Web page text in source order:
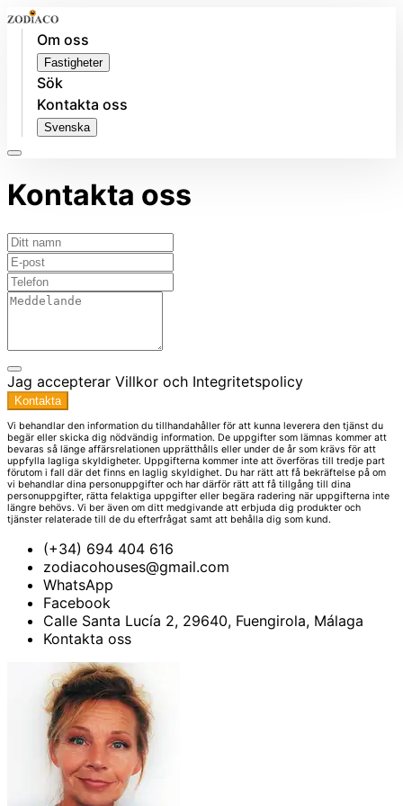
Om oss
Fastigheter
Sök
Kontakta oss
Svenska
Kontakta oss
Jag accepterar Villkor och Integritetspolicy
Kontakta
Vi behandlar den information du tillhandahåller för att kunna leverera den tjänst du
begär eller skicka dig nödvändig information. De uppgifter som lämnas kommer att
bevaras så länge affärsrelationen upprätthålls eller under de år som krävs för att
uppfylla lagliga skyldigheter. Uppgifterna kommer inte att överföras till tredje part
förutom i fall där det finns en laglig skyldighet. Du har rätt att få bekräftelse på om
vi behandlar dina personuppgifter och har därför rätt att få tillgång till dina
personuppgifter, rätta felaktiga uppgifter eller begära radering när uppgifterna inte
längre behövs. Vi ber även om ditt medgivande att erbjuda dig produkter och
tjänster relaterade till de du efterfrågat samt att behålla dig som kund.
(+34) 694 404 616
zodiacohouses@gmail.com
WhatsApp
Facebook
Calle Santa Lucía 2, 29640, Fuengirola, Málaga
Kontakta oss